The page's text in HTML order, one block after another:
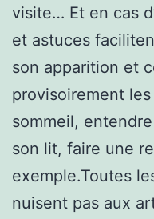
visite… Et en cas
et astuces
son apparition et
provisoirement
sommeil,
son lit, faire une
exemple.Toutes
nuisent pas aux